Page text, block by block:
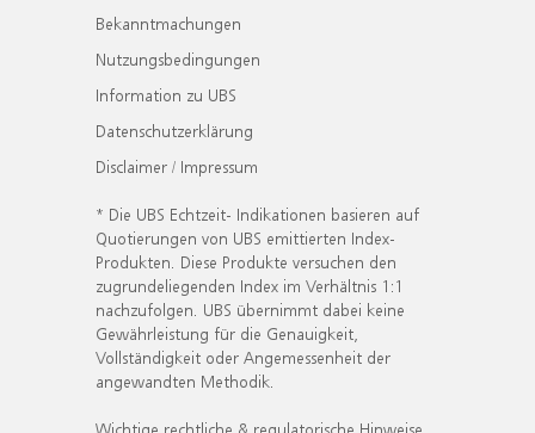
Bekanntmachungen
Nutzungsbedingungen
Information zu UBS
Datenschutzerklärung
Disclaimer / Impressum
* Die UBS Echtzeit- Indikationen basieren auf
Quotierungen von UBS emittierten Index-
Produkten. Diese Produkte versuchen den
zugrundeliegenden Index im Verhältnis 1:1
nachzufolgen. UBS übernimmt dabei keine
Gewährleistung für die Genauigkeit,
Vollständigkeit oder Angemessenheit der
angewandten Methodik.